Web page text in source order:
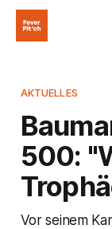
AKTUELLES
500:
Vor seinem